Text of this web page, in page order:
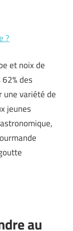
?
et noix de
des
une variété de
jeunes
au